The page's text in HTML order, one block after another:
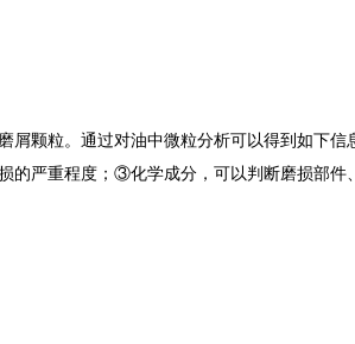
颗粒。通过对油中微粒分析可以得到如下信
的严重程度；③化学成分，可以判断磨损部